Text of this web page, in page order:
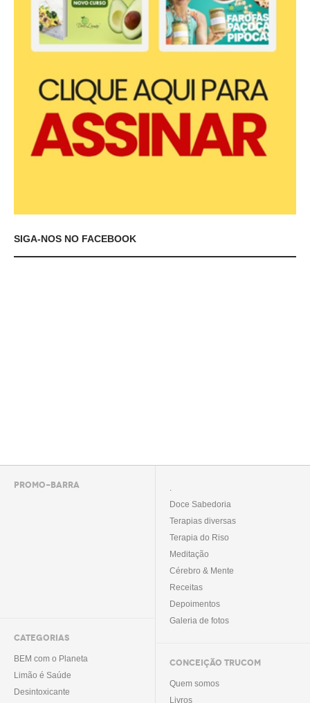
SIGA-NOS NO FACEBOOK
PROMO-BARRA
CATEGORIAS
BEM com o Planeta
Limão é Saúde
Desintoxicante
.
Doce Sabedoria
Terapias diversas
Terapia do Riso
Meditação
Cérebro & Mente
Receitas
Depoimentos
Galeria de fotos
CONCEIÇÃO TRUCOM
Quem somos
Livros